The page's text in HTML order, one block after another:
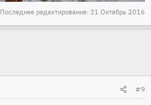
Последнее редактирование: 31 Октябрь 2016
#9